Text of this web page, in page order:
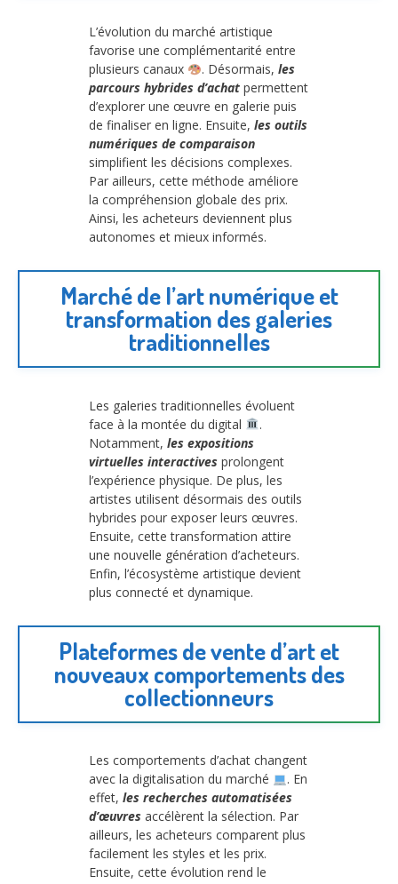
L’évolution du marché artistique
favorise une complémentarité entre
plusieurs canaux
. Désormais, les
parcours hybrides d’achat permettent
d’explorer une œuvre en galerie puis
de finaliser en ligne. Ensuite, les outils
numériques de comparaison
simplifient les décisions complexes.
Par ailleurs, cette méthode améliore
la compréhension globale des prix.
Ainsi, les acheteurs deviennent plus
autonomes et mieux informés.
Marché de l’art numérique et
transformation des galeries
traditionnelles
Les galeries traditionnelles évoluent
face à la montée du digital
.
Notamment, les expositions
virtuelles interactives prolongent
l’expérience physique. De plus, les
artistes utilisent désormais des outils
hybrides pour exposer leurs œuvres.
Ensuite, cette transformation attire
une nouvelle génération d’acheteurs.
Enfin, l’écosystème artistique devient
plus connecté et dynamique.
Plateformes de vente d’art et
nouveaux comportements des
collectionneurs
Les comportements d’achat changent
avec la digitalisation du marché
. En
effet, les recherches automatisées
d’œuvres accélèrent la sélection. Par
ailleurs, les acheteurs comparent plus
facilement les styles et les prix.
Ensuite, cette évolution rend le